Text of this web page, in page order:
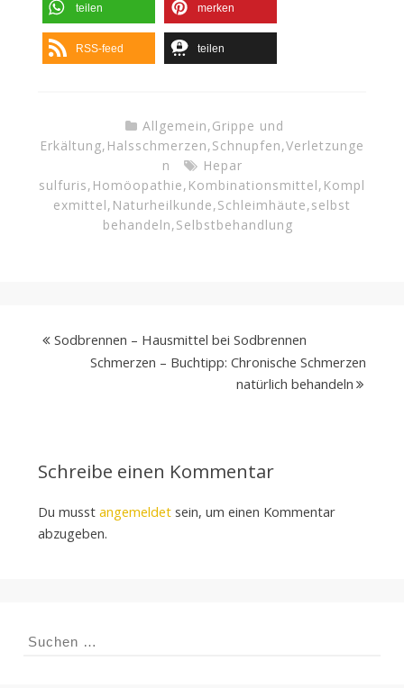
teilen merken
RSS-feed teilen
Allgemein,Grippe und
Erkältung, Halsschmerzen,Schnupfen,Verletzunge
n
Hepar
sulfuris, Homöopathie, Kombinationsmittel, Kompl
exmittel, Naturheilkunde,Schleimhäute,selbst
behandeln,Selbstbehandlung
Sodbrennen – Hausmittel bei Sodbrennen
Schmerzen – Buchtipp: Chronische Schmerzen
natürlich behandeln
Schreibe einen Kommentar
Du musst angemeldetsein, um einen Kommentar
abzugeben.
Suchen